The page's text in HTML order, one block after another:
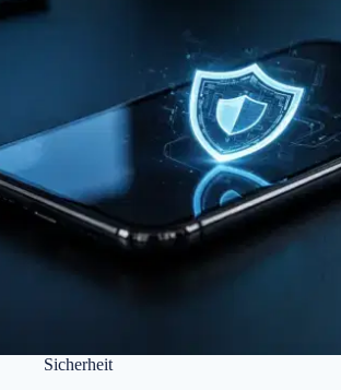
Sicherheit